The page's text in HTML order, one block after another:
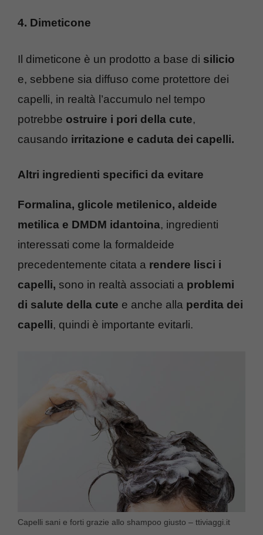
4. Dimeticone
Il dimeticone è un prodotto a base di silicio
e, sebbene sia diffuso come protettore dei
capelli, in realtà l’accumulo nel tempo
potrebbe ostruire i pori della cute,
causando irritazione e caduta dei capelli.
Altri ingredienti specifici da evitare
Formalina, glicole metilenico, aldeide
metilica e DMDM idantoina, ingredienti
interessati come la formaldeide
precedentemente citata a rendere lisci i
capelli, sono in realtà associati a problemi
di salute della cute e anche alla perdita dei
capelli, quindi è importante evitarli.
Capelli sani e forti grazie allo shampoo giusto – ttiviaggi.it